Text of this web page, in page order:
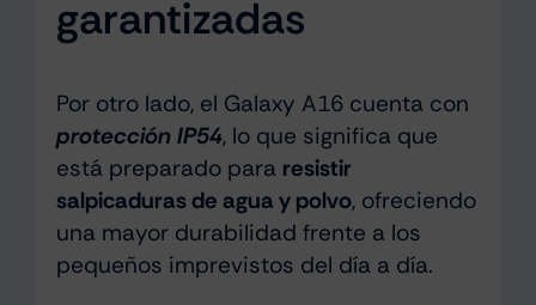
garantizadas
Por otro lado, el Galaxy A16 cuenta con
protección IP54, lo que significa que
está preparado para resistir
salpicaduras de agua y polvo, ofreciendo
una mayor durabilidad frente a los
pequeños imprevistos del día a día.